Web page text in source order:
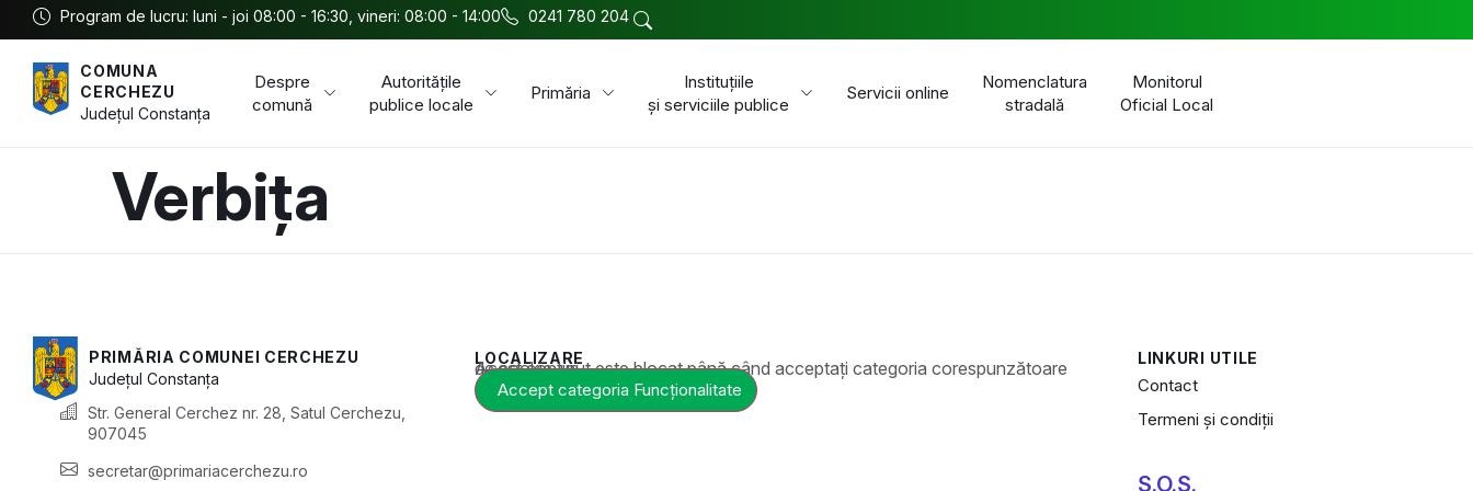
Program de lucru: luni - joi 08:00 - 16:30, vineri: 08:00 - 14:00 0241 780 204
COMUNA
CERCHEZU
JudețulConstanța
Despre
comună
Autoritățile
publice locale
Primăria
Instituțiile
și serviciile publice
Servicii online
Nomenclatura
stradală
Monitorul
Oficial Local
Verbița
PRIMĂRIA COMUNEI CERCHEZU
JudețulConstanța
Str. General Cerchez nr. 28, Satul Cerchezu,
907045
secretar@primariacerchezu.ro
LOCALIZARE
Acest conținut este blocat până când acceptați categoria corespunzătoare de cookie-uri.
Accept categoria Funcționalitate
LINKURI UTILE
Contact
Termeni și condiții
S.O.S.